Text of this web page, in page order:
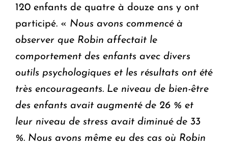
120 enfants de quatre à douze ans y ont
participé. « Nous avons commencé à
observer que Robin affectait le
comportement des enfants avec divers
outils psychologiques et les résultats ont été
très encourageants. Le niveau de bien-être
des enfants avait augmenté de 26 % et
leur niveau de stress avait diminué de 33
%. Nous avons même eu des cas où Robin